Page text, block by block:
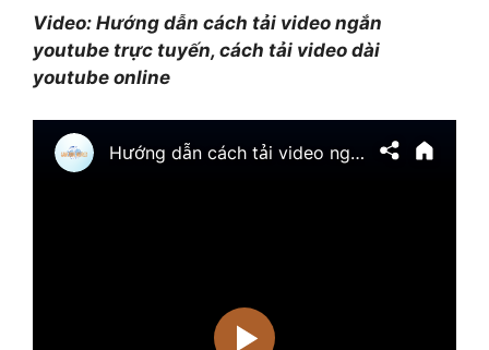
Video: Hướng dẫn cách tải video ngắn
youtube trực tuyến, cách tải video dài
youtube online